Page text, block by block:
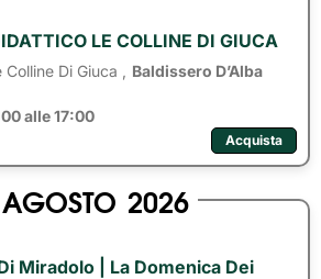
LE COLLINE DI GIUCA
Di Giuca ,
Baldissero D’Alba
alle 17:00
Acquista
AGOSTO 2026
Miradolo | La Domenica Dei